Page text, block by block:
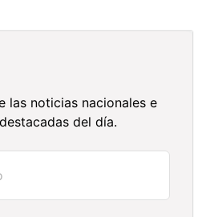
las noticias nacionales e
del día.